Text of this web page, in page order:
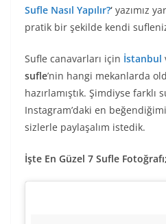
Sufle Nasıl Yapılır?‘ yazımız
pratik bir şekilde kendi
Sufle canavarları için İstanbul
sufle’nin hangi mekanlarda
hazırlamıştık. Şimdiyse
Instagram’daki en
sizlerle paylaşalım istedik.
İşte En Güzel 7 Sufle Fotoğrafı;